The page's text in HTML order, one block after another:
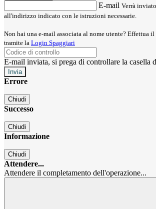
E-mail Verrà
all'indirizzo indicato con le istruzioni necessarie.
Non hai una e-mail associata al nome utente? Effettua il
tramite la Login Spaggiari
E-mail inviata, si prega di controllare la casella
Errore
Chiudi
Successo
Chiudi
Informazione
Chiudi
Attendere...
Attendere il completamento dell'operazione...